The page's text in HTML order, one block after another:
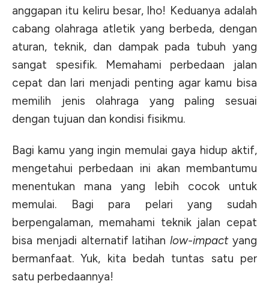
anggapan itu keliru besar, lho! Keduanya adalah
cabang olahraga atletik yang berbeda, dengan
aturan, teknik, dan dampak pada tubuh yang
sangat spesifik. Memahami perbedaan jalan
cepat dan lari menjadi penting agar kamu bisa
memilih jenis olahraga yang paling sesuai
dengan tujuan dan kondisi fisikmu.
Bagi kamu yang ingin memulai gaya hidup aktif,
mengetahui perbedaan ini akan membantumu
menentukan mana yang lebih cocok untuk
memulai. Bagi para pelari yang sudah
berpengalaman, memahami teknik jalan cepat
bisa menjadi alternatif latihanlow-impactyang
bermanfaat. Yuk, kita bedah tuntas satu per
satu perbedaannya!